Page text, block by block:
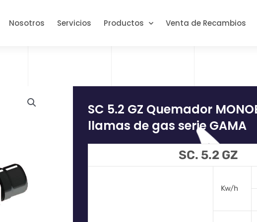
Nosotros Servicios Productos Venta de Recambios
SC 5.2 GZ Quemador
llamas de gas serie GAMA
SC. 5.2 GZ
Kw/h